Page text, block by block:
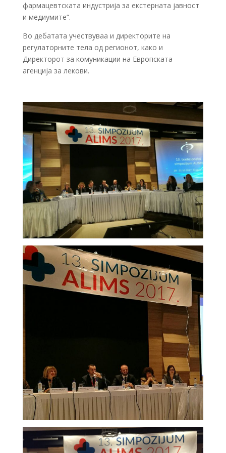
фармацевтската индустрија за екстерната јавност
и медиумите“.
Во дебатата учествуваа и директорите на
регулаторните тела од регионот, како и
Директорот за комуникации на Европската
агенција за лекови.